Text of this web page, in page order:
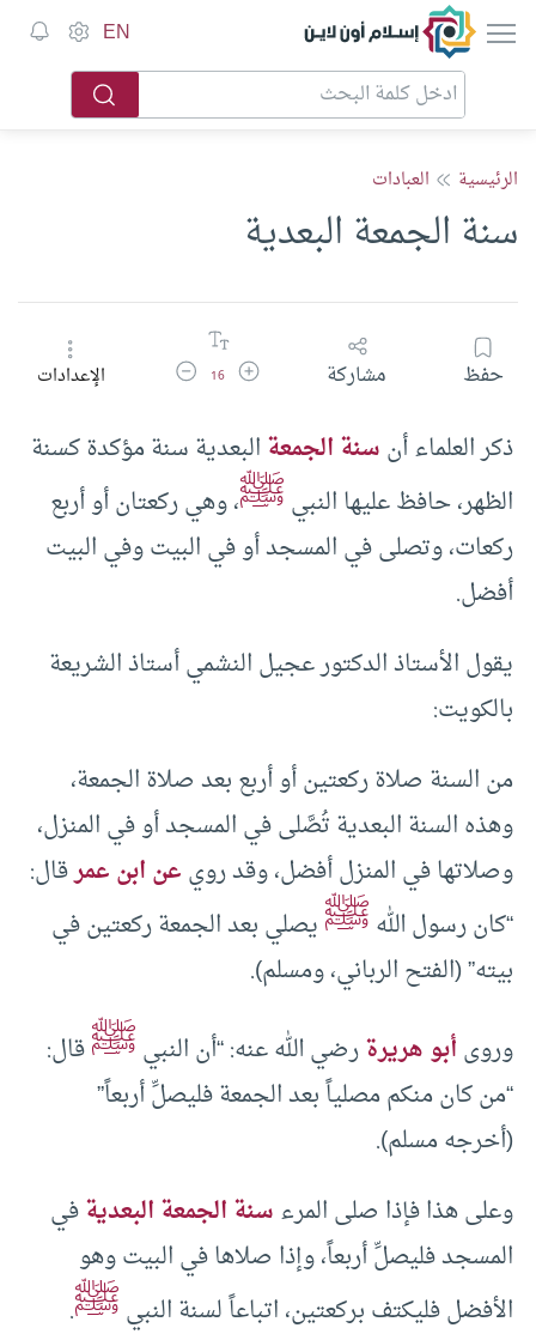
إسلام أون لاين EN
الرئيسية العبادات
سنة الجمعة البعدية
حفظ مشاركة زيادة حجم الخط
16 تقليل حجم الخطالإعدادات
ذكر العلماء أنسنة الجمعةالبعدية سنة مؤكدة كسنة
الظهر، حافظ عليها النبيﷺ، وهي ركعتان أو أربع
ركعات، وتصلى في المسجد أو في البيت وفي البيت
أفضل.
يقول الأستاذ الدكتور عجيل النشمي أستاذ الشريعة
بالكويت:
من السنة صلاة ركعتين أو أربع بعد صلاة الجمعة،
وهذه السنة البعدية تُصَّلى في المسجد أو في المنزل،
وصلاتها في المنزل أفضل، وقد رويعن ابن عمرقال:
“كان رسول اللهﷺيصلي بعد الجمعة ركعتين في
بيته” (الفتح الرباني، ومسلم).
وروىأبو هريرةرضي الله عنه: “أن النبيﷺقال:
“من كان منكم مصلياً بعد الجمعة فليصلِّ أربعاً”
(أخرجه مسلم).
وعلى هذا فإذا صلى المرءسنة الجمعة البعديةفي
المسجد فليصلِّ أربعاً، وإذا صلاها في البيت وهو
الأفضل فليكتف بركعتين، اتباعاً لسنة النبيﷺ.